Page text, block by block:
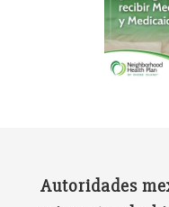
Autoridades